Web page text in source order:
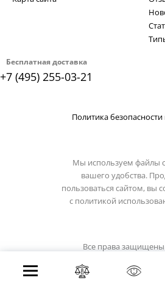
Бесплатная доставка
+7 (495) 255-03-21
Политика
Мы используем файлы
вашего удобства.
пользоваться сайтом, вы
с политикой
Все права защищены